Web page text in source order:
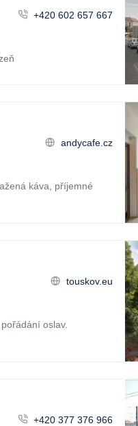
+420 602 657 667
andycafe.cz
káva, příjemné
touskov.eu
oslav.
+420 377 376 966